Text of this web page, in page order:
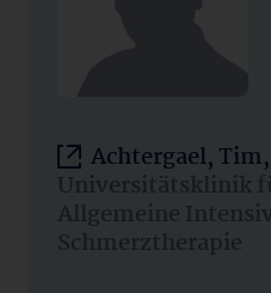
Achtergael,
Universitätsklinik
Allgemeine
Schmerztherapie